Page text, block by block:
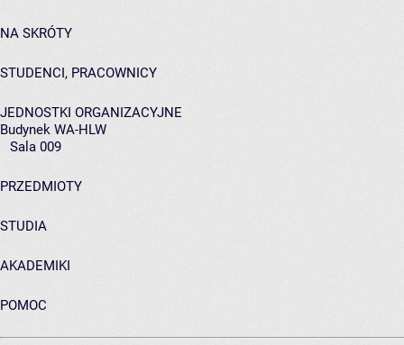
NA SKRÓTY
STUDENCI, PRACOWNICY
JEDNOSTKI ORGANIZACYJNE
Budynek WA-HLW
Sala 009
PRZEDMIOTY
STUDIA
AKADEMIKI
POMOC